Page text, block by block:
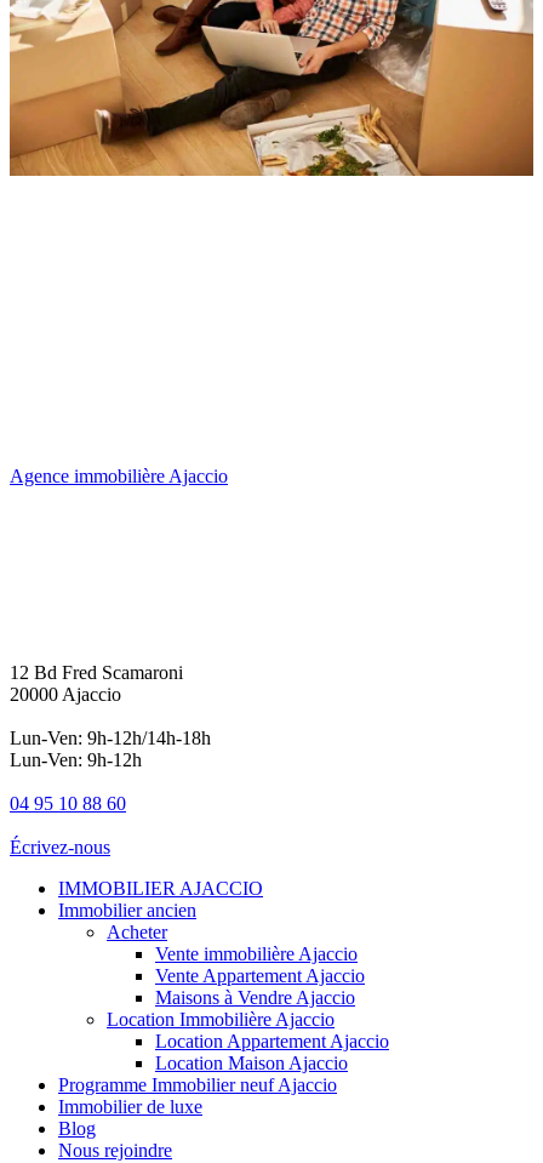
Agence immobilière Ajaccio
12 Bd Fred Scamaroni
20000 Ajaccio
Lun-Ven: 9h-12h/14h-18h
Lun-Ven: 9h-12h
04 95 10 88 60
Écrivez-nous
IMMOBILIER AJACCIO
Immobilier ancien
Acheter
Vente immobilière Ajaccio
Vente Appartement Ajaccio
Maisons à Vendre Ajaccio
Location Immobilière Ajaccio
Location Appartement Ajaccio
Location Maison Ajaccio
Programme Immobilier neuf Ajaccio
Immobilier de luxe
Blog
Nous rejoindre